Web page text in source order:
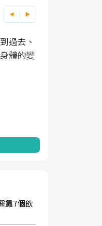
過去、
體的變
靠7個飲